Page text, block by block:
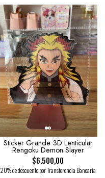
Sticker Grande 3D Lenticular
Rengoku Demon Slayer
$6.500,00
20% de descuento por Transferencia Bancaria